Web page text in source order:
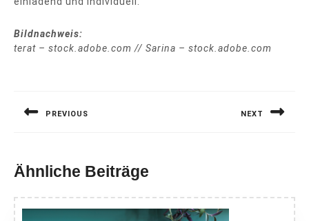
Bildnachweis:
terat – stock.adobe.com // Sarina – stock.adobe.com
PREVIOUS NEXT
Ähnliche Beiträge